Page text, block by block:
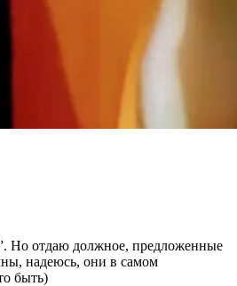
Но отдаю должное, предложенные
надеюсь, они в самом
быть)